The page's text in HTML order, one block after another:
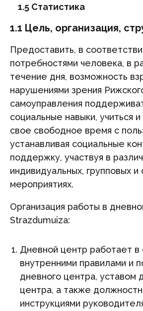
1.5 Статистика
1.1 Цель, организация,
Предоставить, в
потребностями человека, в
течение дня, возможность
нарушениями зрения
самоуправления
социальные навыки, учиться
свое свободное время с
устанавливая социальные
поддержку, участвуя в
индивидуальных, групповых
мероприятиях.
Организация работы в
Strazdumuiza:
Дневной центр работает в
внутренними правилами и
дневного центра, уставом
центра, а также
инструкциями